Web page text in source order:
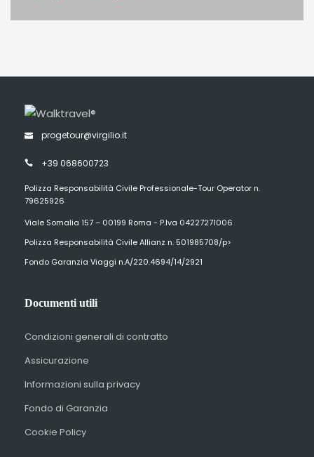
progetour@virgilio.it
+39 068600723
Polizza Responsabilità Civile Professionale-Tour Operator n.
79625926
Viale Somalia 157 – 00199 Roma - P.Iva 04227271006
Polizza Responsabilità Civile Allianz n. 501985708/p>
Fondo Garanzia Viaggi n.A/220.4694/14/2921
Documenti utili
Condizioni generali di contratto
Assicurazione
Informazioni sulla privacy
Fondo di Garanzia
Cookie Policy